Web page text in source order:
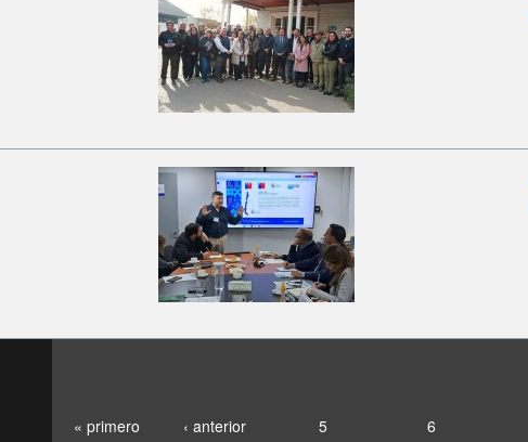
« primero ‹ anterior 5 6